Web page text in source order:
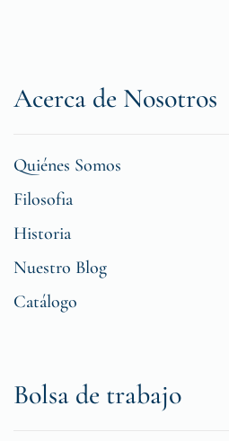
Acerca de Nosotros
Quiénes Somos
Filosofia
Historia
Nuestro Blog
Catálogo
Bolsa de trabajo